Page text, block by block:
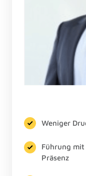
Weniger
Führung
Präsenz